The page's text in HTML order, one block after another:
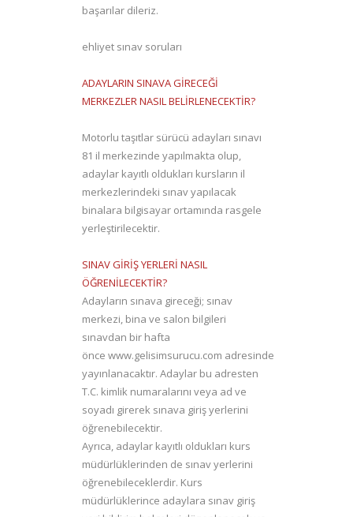
başarılar dileriz.
ehliyet sınav soruları
ADAYLARIN SINAVA GİRECEĞİ
MERKEZLER NASIL BELİRLENECEKTİR?
Motorlu taşıtlar sürücü adayları sınavı
81 il merkezinde yapılmakta olup,
adaylar kayıtlı oldukları kursların il
merkezlerindeki sınav yapılacak
binalara bilgisayar ortamında rasgele
yerleştirilecektir.
SINAV GİRİŞ YERLERİ NASIL
ÖĞRENİLECEKTİR?
Adayların sınava gireceği; sınav
merkezi, bina ve salon bilgileri
sınavdan bir hafta
önce www.gelisimsurucu.com adresinde
yayınlanacaktır. Adaylar bu adresten
T.C. kimlik numaralarını veya ad ve
soyadı girerek sınava giriş yerlerini
öğrenebilecektir.
Ayrıca, adaylar kayıtlı oldukları kurs
müdürlüklerinden de sınav yerlerini
öğrenebileceklerdir. Kurs
müdürlüklerince adaylara sınav giriş